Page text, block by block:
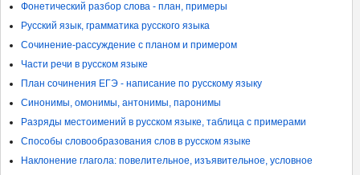
Фонетический разбор слова - план, примеры
Русский язык, грамматика русского языка
Сочинение-рассуждение с планом и примером
Части речи в русском языке
План сочинения ЕГЭ - написание по русскому языку
Синонимы, омонимы, антонимы, паронимы
Разряды местоимений в русском языке, таблица с примерами
Способы словообразования слов в русском языке
Наклонение глагола: повелительное, изъявительное, условное